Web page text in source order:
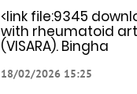
<link file:9345
with rheumatoid
(VISARA). Bingha
18/02/2026 15:25